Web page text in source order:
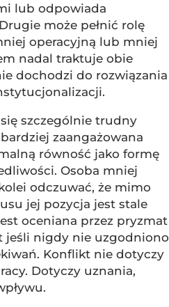
lub odpowiada
może pełnić rolę
operacyjną lub mniej
nadal traktuje obie
dochodzi do rozwiązania
szczególnie trudny
zaangażowana
równość jako formę
Osoba mniej
odczuwać, że mimo
jej pozycja jest stale
oceniana przez pryzmat
jeśli nigdy nie uzgodniono
Konflikt nie dotyczy
Dotyczy uznania,